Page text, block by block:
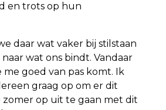
en trots op hun
daar wat vaker bij stilstaan
wat ons bindt. Vandaar
goed van pas komt. Ik
graag op om er dit
zomer op uit te gaan met dit